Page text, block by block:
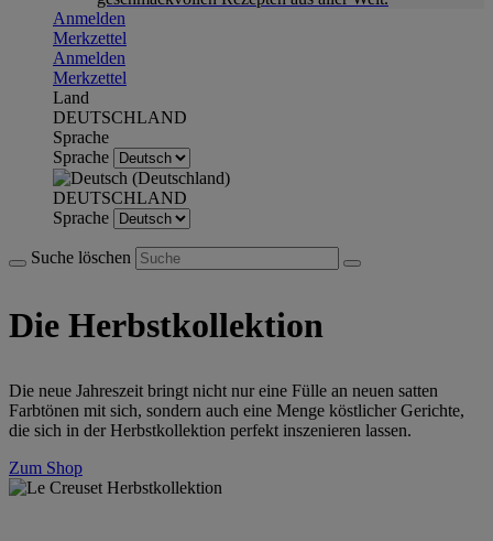
Anmelden
Merkzettel
Anmelden
Merkzettel
Land
DEUTSCHLAND
Sprache
Sprache
DEUTSCHLAND
Sprache
Suche löschen
Die Herbstkollektion
Die neue Jahreszeit bringt nicht nur eine Fülle an neuen satten
Farbtönen mit sich, sondern auch eine Menge köstlicher Gerichte,
die sich in der Herbstkollektion perfekt inszenieren lassen.
Zum Shop